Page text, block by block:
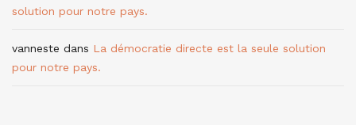
solution pour notre pays.
vanneste dans La démocratie directe est la seule solution
pour notre pays.